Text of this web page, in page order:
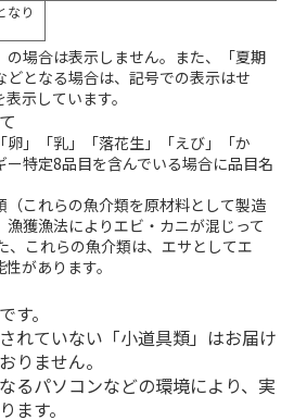
なり
の場合は表示しません。また、「夏期
となる場合は、記号での表示はせ
示しています。
」「乳」「落花生」「えび」「か
ー特定8品目を含んでいる場合に品目名
これらの魚介類を原材料として製造
獲漁法によりエビ・カニが混じって
、これらの魚介類は、エサとしてエ
があります。
す。
れていない「小道具類」はお届け
りません。
るパソコンなどの環境により、実
ます。